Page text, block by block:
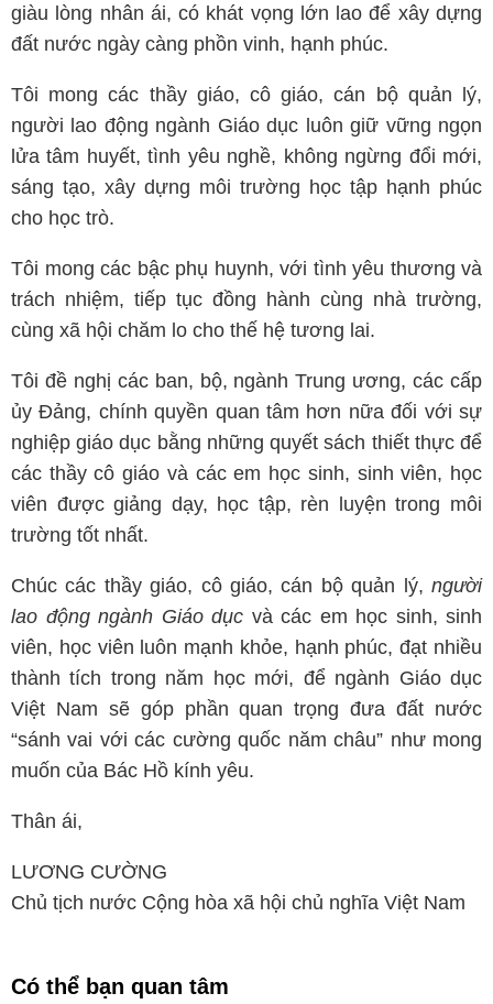
giàu lòng nhân ái, có khát vọng lớn lao để xây dựng
đất nước ngày càng phồn vinh, hạnh phúc.
Tôi mong các thầy giáo, cô giáo, cán bộ quản lý,
người lao động ngành Giáo dục luôn giữ vững ngọn
lửa tâm huyết, tình yêu nghề, không ngừng đổi mới,
sáng tạo, xây dựng môi trường học tập hạnh phúc
cho học trò.
Tôi mong các bậc phụ huynh, với tình yêu thương và
trách nhiệm, tiếp tục đồng hành cùng nhà trường,
cùng xã hội chăm lo cho thế hệ tương lai.
Tôi đề nghị các ban, bộ, ngành Trung ương, các cấp
ủy Đảng, chính quyền quan tâm hơn nữa đối với sự
nghiệp giáo dục bằng những quyết sách thiết thực để
các thầy cô giáo và các em học sinh, sinh viên, học
viên được giảng dạy, học tập, rèn luyện trong môi
trường tốt nhất.
Chúc các thầy giáo, cô giáo, cán bộ quản lý, người
lao động ngành Giáo dục và các em học sinh, sinh
viên, học viên luôn mạnh khỏe, hạnh phúc, đạt nhiều
thành tích trong năm học mới, để ngành Giáo dục
Việt Nam sẽ góp phần quan trọng đưa đất nước
“sánh vai với các cường quốc năm châu” như mong
muốn của Bác Hồ kính yêu.
Thân ái,
LƯƠNG CƯỜNG
Chủ tịch nước Cộng hòa xã hội chủ nghĩa Việt Nam
Có thể bạn quan tâm